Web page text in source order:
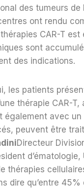
des tumeurs
ont rendu
CAR-T
sont
des indications.
les patients
thérapie CAR-
également avec
peuvent être
Directeur
thérapies
dire qu’entre